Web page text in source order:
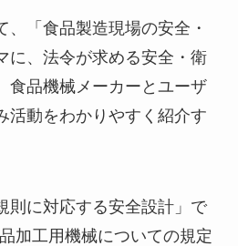
、「食品製造現場の安全・
に、法令が求める安全・衛
食品機械メーカーとユーザ
活動をわかりやすく紹介す
則に対応する安全設計」で
加工用機械についての規定